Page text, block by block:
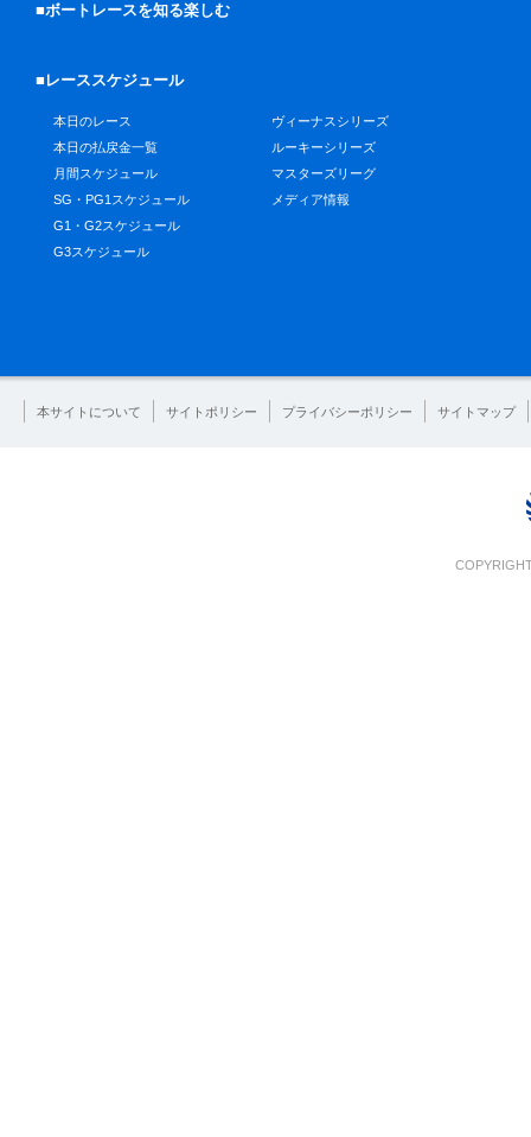
■ボートレースを知る楽しむ
■レーススケジュール
本日のレース
本日の払戻金一覧
月間スケジュール
SG・PG1スケジュール
G1・G2スケジュール
G3スケジュール
ヴィーナスシリーズ
ルーキーシリーズ
マスターズリーグ
メディア情報
本サイトについて サイトポリシー プライバシーポリシー サイトマップ